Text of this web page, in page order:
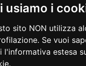
usiamo i
sito NON utilizza
Se vuoi
l'informativa estesa
+39 040 3771111
trasparente
legali accessibilità
feedback cambio